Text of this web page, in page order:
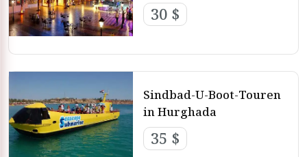
30 $
Sindbad-U-Boot-Touren
in Hurghada
35 $